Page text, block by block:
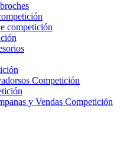
competición
Competición
y Vendas Competición